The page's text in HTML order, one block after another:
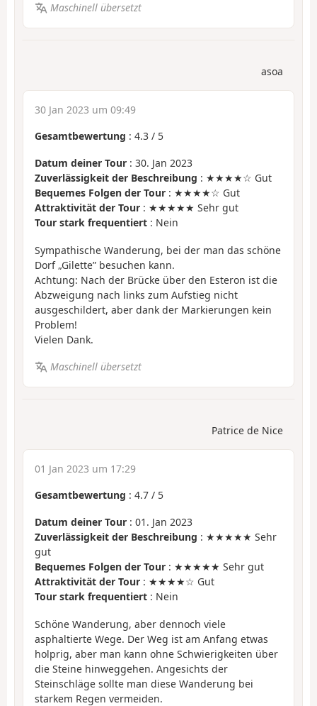
Maschinell übersetzt
asoa
30 Jan 2023 um 09:49
Gesamtbewertung : 4.3 / 5
Datum deiner Tour : 30. Jan 2023
Zuverlässigkeit der Beschreibung : ★★★★☆ Gut
Bequemes Folgen der Tour : ★★★★☆ Gut
Attraktivität der Tour : ★★★★★ Sehr gut
Tour stark frequentiert : Nein
Sympathische Wanderung, bei der man das schöne
Dorf „Gilette” besuchen kann.
Achtung: Nach der Brücke über den Esteron ist die
Abzweigung nach links zum Aufstieg nicht
ausgeschildert, aber dank der Markierungen kein
Problem!
Vielen Dank.
Maschinell übersetzt
Patrice de Nice
01 Jan 2023 um 17:29
Gesamtbewertung : 4.7 / 5
Datum deiner Tour : 01. Jan 2023
Zuverlässigkeit der Beschreibung : ★★★★★ Sehr
gut
Bequemes Folgen der Tour : ★★★★★ Sehr gut
Attraktivität der Tour : ★★★★☆ Gut
Tour stark frequentiert : Nein
Schöne Wanderung, aber dennoch viele
asphaltierte Wege. Der Weg ist am Anfang etwas
holprig, aber man kann ohne Schwierigkeiten über
die Steine hinweggehen. Angesichts der
Steinschläge sollte man diese Wanderung bei
starkem Regen vermeiden.